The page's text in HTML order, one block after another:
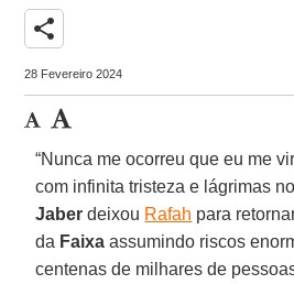
share
28 Fevereiro 2024
“Nunca me ocorreu que eu me
com infinita tristeza e lágrimas
Jaber deixou Rafah para
da Faixa assumindo riscos
centenas de milhares de